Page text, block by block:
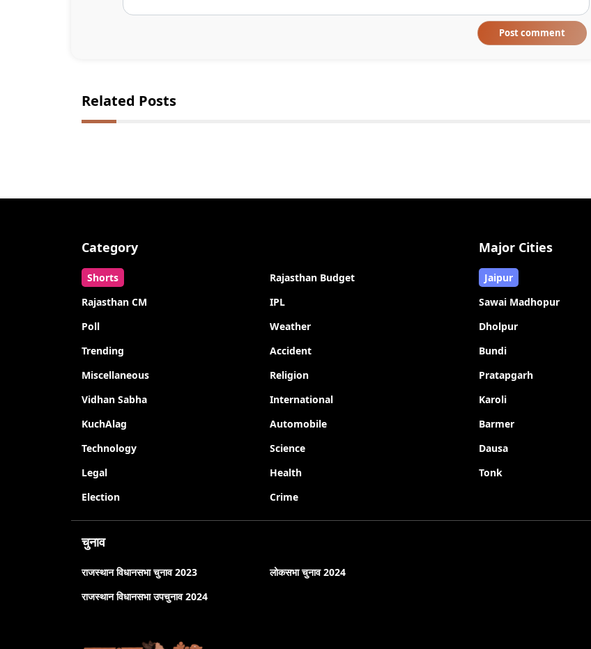
Post comment
Related Posts
Category
Shorts
Rajasthan Budget
Rajasthan CM
IPL
Poll
Weather
Trending
Accident
Miscellaneous
Religion
Vidhan Sabha
International
KuchAlag
Automobile
Technology
Science
Legal
Health
Election
Crime
Major Cities
Jaipur
Sawai Madhopur
Dholpur
Bundi
Pratapgarh
Karoli
Barmer
Dausa
Tonk
चुनाव
राजस्थान विधानसभा चुनाव 2023
लोकसभा चुनाव 2024
राजस्थान विधानसभा उपचुनाव 2024